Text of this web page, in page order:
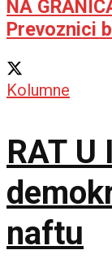
NA
Prevoznici
Kolumne
RAT U
naftu